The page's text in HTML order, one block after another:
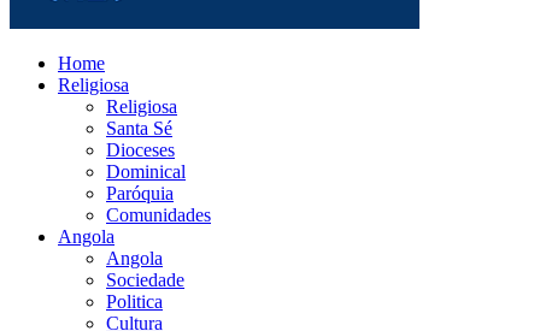
Home
Religiosa
Religiosa
Santa Sé
Dioceses
Dominical
Paróquia
Comunidades
Angola
Angola
Sociedade
Politica
Cultura